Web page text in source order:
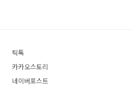
틱톡
카카오스토리
네이버포스트